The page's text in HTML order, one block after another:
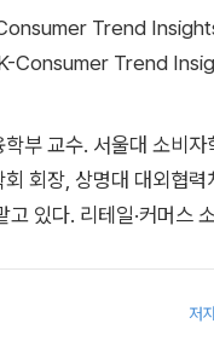
Dining Industry
She has
leading Korean
and she also serves
including the
우수논문상을 수상하
뷰티 트렌드』, 『스물하
시리즈를 공저했으며,
렌드 기반 연구 프로젝
works as a
and obtained
Science, SNU. Her
and consumer
Trend
Consumer Trend
부 교수. 서울대 소비자
회장, 상명대 대외협력
있다. 리테일·커머스
상을 수상했다. 저서로저